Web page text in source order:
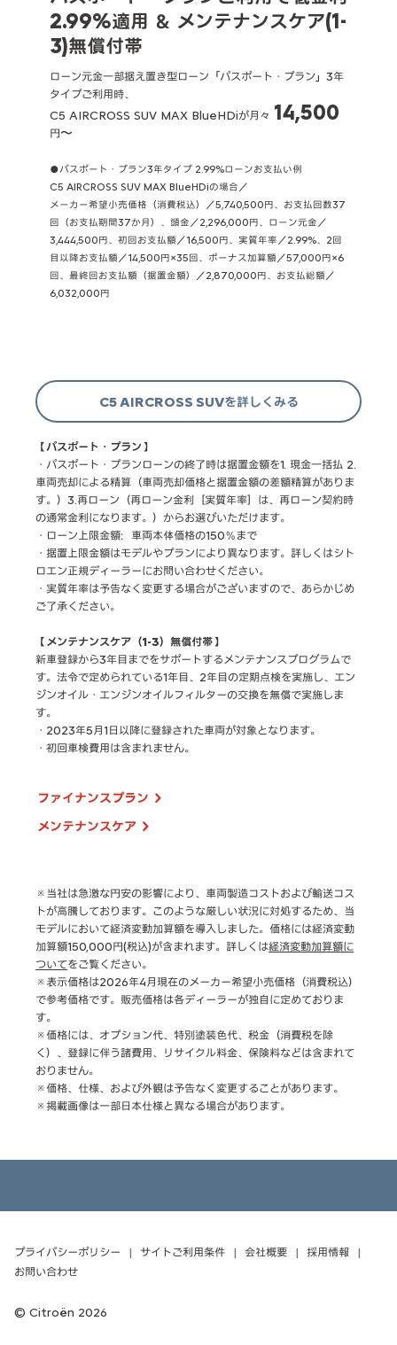
2.99%適用 ＆ メンテナンスケア(1-
3)無償付帯
ローン元金一部据え置き型ローン「パスポート・プラン」3年
タイプご利用時、
C5 AIRCROSS SUV MAX BlueHDiが月々 14,500
円〜
●パスポート・プラン3年タイプ 2.99%ローンお支払い例
C5 AIRCROSS SUV MAX BlueHDiの場合／
メーカー希望小売価格（消費税込）／5,740,500円、お支払回数37
回（お支払期間37か月）、頭金／2,296,000円、ローン元金／
3,444,500円、初回お支払額／16,500円、実質年率／2.99%、2回
目以降お支払額／14,500円×35回、ボーナス加算額／57,000円×6
回、最終回お支払額（据置金額）／2,870,000円、お支払総額／
6,032,000円
C5 AIRCROSS SUVを詳しくみる
【パスポート・プラン】
・パスポート・プランローンの終了時は据置金額を1. 現金一括払 2.
車両売却による精算（車両売却価格と据置金額の差額精算がありま
す。）3.再ローン（再ローン金利［実質年率］は、再ローン契約時
の通常金利になります。）からお選びいただけます。
・ローン上限金額：車両本体価格の150％まで
・据置上限金額はモデルやプランにより異なります。詳しくはシト
ロエン正規ディーラーにお問い合わせください。
・実質年率は予告なく変更する場合がございますので、あらかじめ
ご了承ください。
【メンテナンスケア（1-3）無償付帯】
新車登録から3年目までをサポートするメンテナンスプログラムで
す。法令で定められている1年目、2年目の定期点検を実施し、エン
ジンオイル・エンジンオイルフィルターの交換を無償で実施しま
す。
・2023年5月1日以降に登録された車両が対象となります。
・初回車検費用は含まれません。
ファイナンスプラン
メンテナンスケア
※当社は急激な円安の影響により、車両製造コストおよび輸送コス
トが高騰しております。このような厳しい状況に対処するため、当
モデルにおいて経済変動加算額を導入しました。価格には経済変動
加算額150,000円(税込)が含まれます。詳しくは経済変動加算額に
ついてをご覧ください。
※表示価格は2026年4月現在のメーカー希望小売価格（消費税込）
で参考価格です。販売価格は各ディーラーが独自に定めておりま
す。
※価格には、オプション代、特別塗装色代、税金（消費税を除
く）、登録に伴う諸費用、リサイクル料金、保険料などは含まれて
おりません。
※価格、仕様、および外観は予告なく変更することがあります。
※掲載画像は一部日本仕様と異なる場合があります。
Citroën 2026
プライバシーポリシー サイトご利用条件 会社概要
採用情報
お問い合わせ